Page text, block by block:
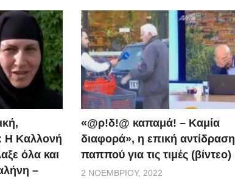
Η Καλλονή
όλα και
–
«@ρ!δ!@ καπαμά! – Καμία
διαφορά», η επική αντίδραση
παππού για τις τιμές (βίντεο)
2 ΝΟΕΜΒΡΊΟΥ, 2022